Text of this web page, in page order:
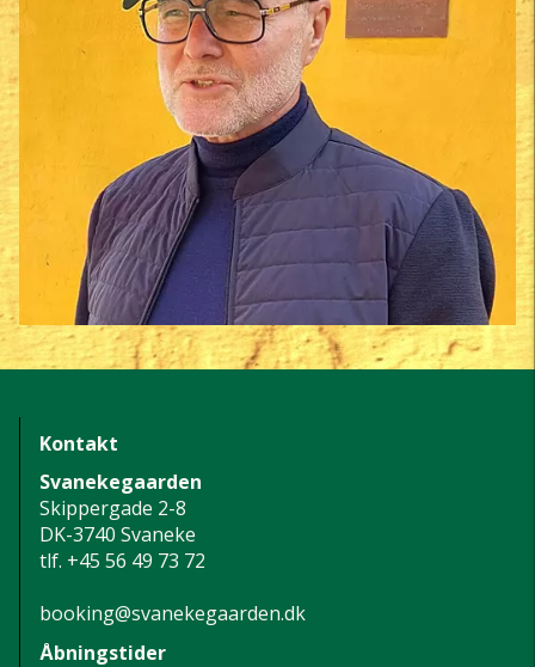
Kontakt
Svanekegaarden
Skippergade 2-8
DK-3740 Svaneke
tlf. +45 56 49 73 72
booking@svanekegaarden.dk
Åbningstider